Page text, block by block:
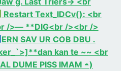
Restart Text_IDCv(): <br
/>–– **DIG<br /><br />
ERN SAV UR COB DBU .
kan te ~~ <br
DUME PISS IMAM ◓)